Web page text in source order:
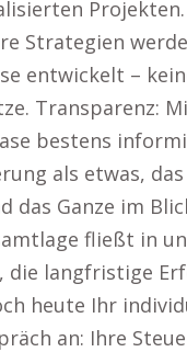
Strategien
entwickelt –
Transparenz:
bestens
als etwas,
das Ganze im
fließt in
die langfristige
heute Ihr
an: Ihre